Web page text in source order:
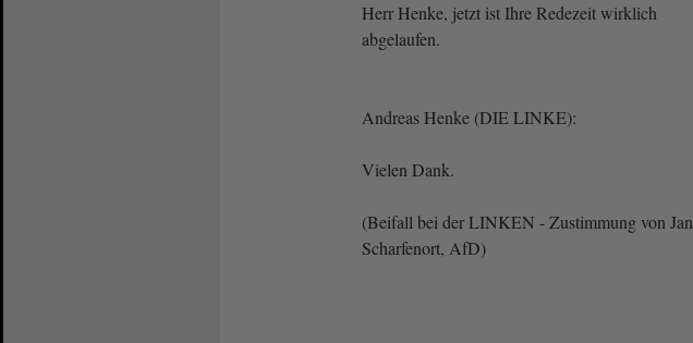
Herr Henke, jetzt ist Ihre Redezeit wirklich
abgelaufen.
Andreas Henke (DIE LINKE):
Vielen Dank.
(Beifall bei der LINKEN - Zustimmung von Jan
Scharfenort, AfD)